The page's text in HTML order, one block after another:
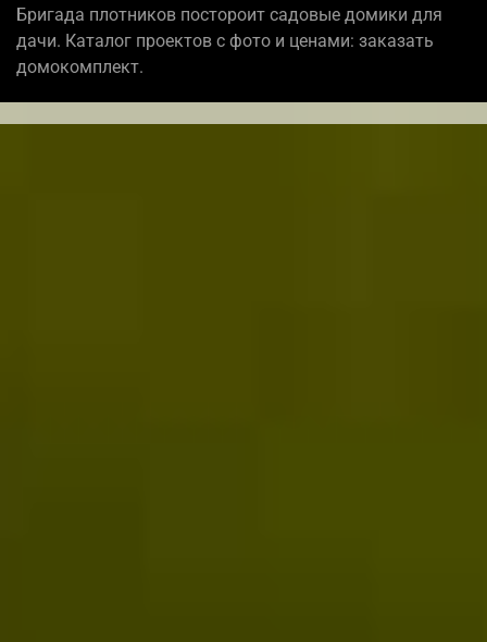
Бригада плотников постороит садовые домики для
дачи. Каталог проектов с фото и ценами: заказать
домокомплект.